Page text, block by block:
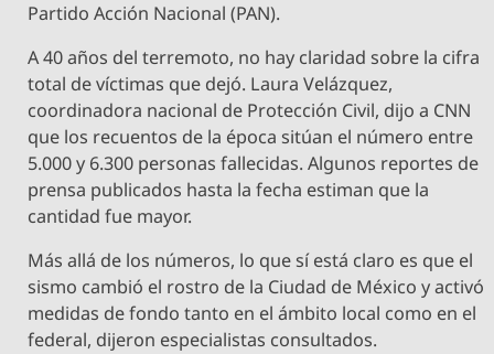
Partido Acción Nacional (PAN).
A 40 años del terremoto, no hay claridad sobre la cifra
total de víctimas que dejó. Laura Velázquez,
coordinadora nacional de Protección Civil, dijo a CNN
que los recuentos de la época sitúan el número entre
5.000 y 6.300 personas fallecidas. Algunos reportes de
prensa publicados hasta la fecha estiman que la
cantidad fue mayor.
Más allá de los números, lo que sí está claro es que el
sismo cambió el rostro de la Ciudad de México y activó
medidas de fondo tanto en el ámbito local como en el
federal, dijeron especialistas consultados.